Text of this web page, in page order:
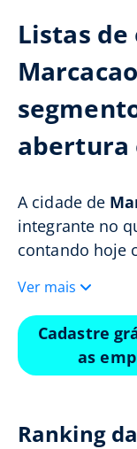
Listas
abertura
A cidade de
integrante no
contando hoje
Ver mais
Cadastre
as
Ranking